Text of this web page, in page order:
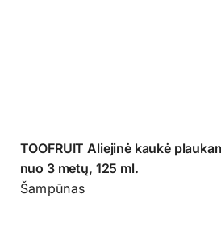
TOOFRUIT Aliejinė kaukė
nuo 3 metų, 125 ml.
Šampūnas